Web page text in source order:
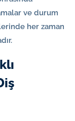
ve durum
her zaman